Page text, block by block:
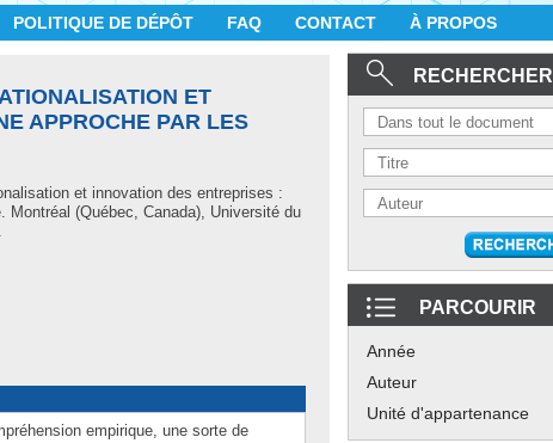
POLITIQUE DE DÉPÔT FAQ CONTACT À PROPOS
ET
APPROCHE PAR LES
et innovation des entreprises :
(Québec, Canada), Université du
empirique, une sorte de
RECHERCHER
PARCOURIR
Année
Auteur
Unité d'appartenance